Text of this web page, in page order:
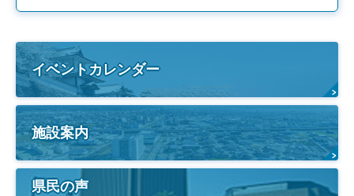
イベントカレンダー
施設案内
県民の声